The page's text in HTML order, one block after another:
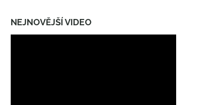
NEJNOVĚJŠÍ VIDEO